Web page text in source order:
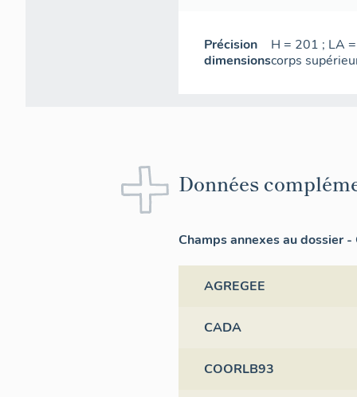
Précision
dimensions
H = 201 ; LA
corps
Données
Champs annexes au dossier
AGREGEE
CADA
COORLB93